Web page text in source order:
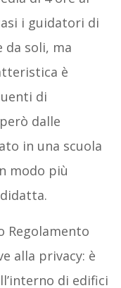
i guidatori di
da soli, ma
è
di
dalle
in una scuola
modo più
Regolamento
alla privacy: è
di edifici